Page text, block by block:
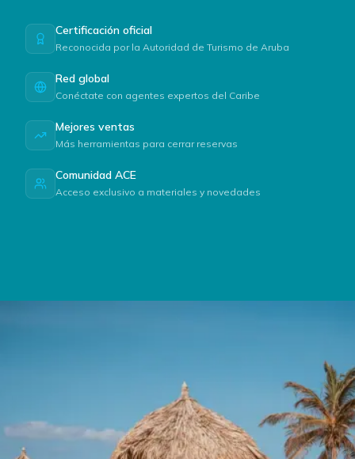
Certificación oficial
Reconocida por la Autoridad de Turismo de Aruba
Red global
Conéctate con agentes expertos del Caribe
Mejores ventas
Más herramientas para cerrar reservas
Comunidad ACE
Acceso exclusivo a materiales y novedades